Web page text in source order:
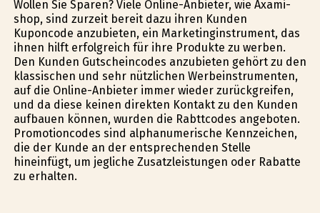
Wollen Sie Sparen? Viele Online-Anbieter, wie Axami-
shop, sind zurzeit bereit dazu ihren Kunden
Kuponcode anzubieten, ein Marketinginstrument, das
ihnen hilft erfolgreich für ihre Produkte zu werben.
Den Kunden Gutscheincodes anzubieten gehört zu den
klassischen und sehr nützlichen Werbeinstrumenten,
auf die Online-Anbieter immer wieder zurückgreifen,
und da diese keinen direkten Kontakt zu den Kunden
aufbauen können, wurden die Rabttcodes angeboten.
Promotioncodes sind alphanumerische Kennzeichen,
die der Kunde an der entsprechenden Stelle
hineinfügt, um jegliche Zusatzleistungen oder Rabatte
zu erhalten.